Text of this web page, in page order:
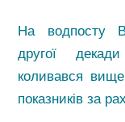
На водпосту
другої
коливався вище
показників за